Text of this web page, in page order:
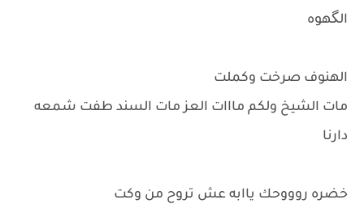
الگهوه
الهنوف صرخت وكملت
مات الشيخ ولكم مااات العز مات السند طفت شمعه
دارنا
‏خضره روووحك ياابه عش تروح من وكت